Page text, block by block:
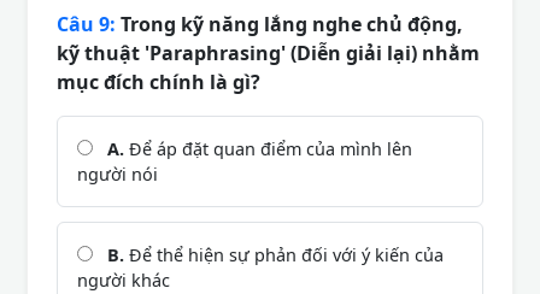
Câu 9: Trong kỹ năng lắng nghe chủ động,
kỹ thuật 'Paraphrasing' (Diễn giải lại) nhằm
mục đích chính là gì?
A. Để áp đặt quan điểm của mình lên
người nói
B. Để thể hiện sự phản đối với ý kiến của
người khác